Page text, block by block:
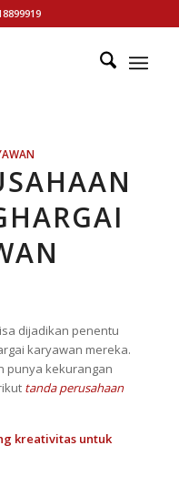
dijadikan penentu
karyawan mereka.
punya kekurangan
tanda perusahaan
kreativitas untuk